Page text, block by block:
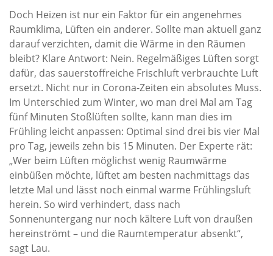
Doch Heizen ist nur ein Faktor für ein angenehmes
Raumklima, Lüften ein anderer. Sollte man aktuell ganz
darauf verzichten, damit die Wärme in den Räumen
bleibt? Klare Antwort: Nein. Regelmäßiges Lüften sorgt
dafür, das sauerstoffreiche Frischluft verbrauchte Luft
ersetzt. Nicht nur in Corona-Zeiten ein absolutes Muss.
Im Unterschied zum Winter, wo man drei Mal am Tag
fünf Minuten Stoßlüften sollte, kann man dies im
Frühling leicht anpassen: Optimal sind drei bis vier Mal
pro Tag, jeweils zehn bis 15 Minuten. Der Experte rät:
„Wer beim Lüften möglichst wenig Raumwärme
einbüßen möchte, lüftet am besten nachmittags das
letzte Mal und lässt noch einmal warme Frühlingsluft
herein. So wird verhindert, dass nach
Sonnenuntergang nur noch kältere Luft von draußen
hereinströmt – und die Raumtemperatur absenkt“,
sagt Lau.